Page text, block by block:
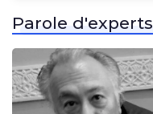
Parole d'experts